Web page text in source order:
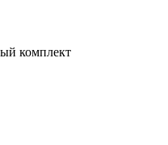
комплект